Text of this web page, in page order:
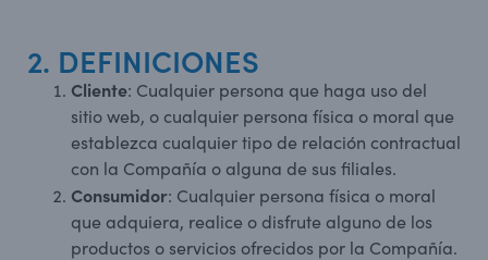
2. DEFINICIONES
Cliente: Cualquier persona que haga uso del
sitio web, o cualquier persona física o moral que
establezca cualquier tipo de relación contractual
con la Compañía o alguna de sus filiales.
Consumidor: Cualquier persona física o moral
que adquiera, realice o disfrute alguno de los
productos o servicios ofrecidos por la Compañía.